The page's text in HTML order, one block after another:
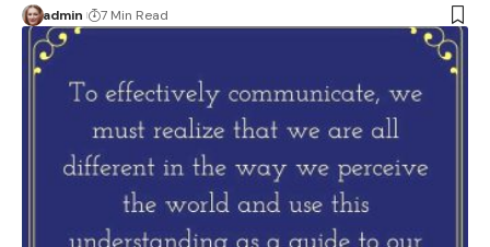
admin 7 Min Read